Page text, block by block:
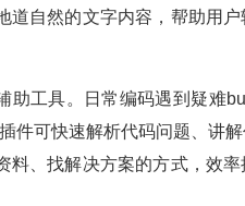
自然的文字内容，帮助用
助工具。日常编码遇到疑难
件可快速解析代码问题、讲
、找解决方案的方式，效